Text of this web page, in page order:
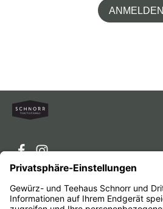
ANMELDEN
Service-Hotline